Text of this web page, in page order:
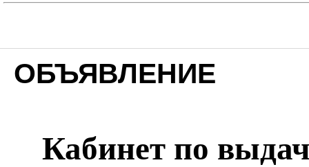
ОБЪЯВЛЕНИЕ
Кабинет по